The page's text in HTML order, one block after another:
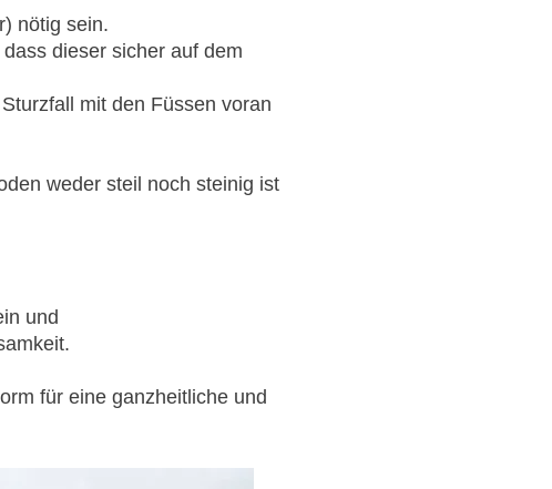
nötig sein.
dieser sicher auf dem
mit den Füssen voran
weder steil noch steinig ist
und
für eine ganzheitliche und